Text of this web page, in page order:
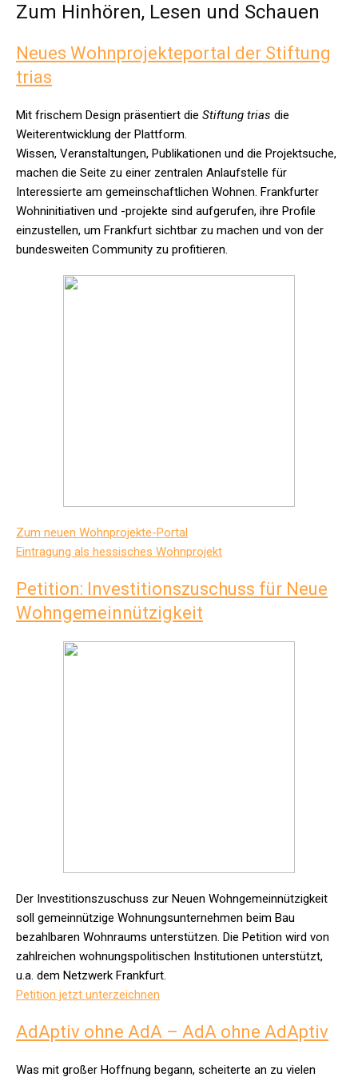
Zum Hinhören, Lesen und Schauen
Neues Wohnprojekteportal der Stiftung
trias
Mit frischem Design präsentiert die Stiftung trias die
Weiterentwicklung der Plattform.
Wissen, Veranstaltungen, Publikationen und die Projektsuche,
machen die Seite zu einer zentralen Anlaufstelle für
Interessierte am gemeinschaftlichen Wohnen. Frankfurter
Wohninitiativen und -projekte sind aufgerufen, ihre Profile
einzustellen, um Frankfurt sichtbar zu machen und von der
bundesweiten Community zu profitieren.
Zum neuen Wohnprojekte-Portal
Eintragung als hessisches Wohnprojekt
Petition: Investitionszuschuss für Neue
Wohngemeinnützigkeit
Der Investitionszuschuss zur Neuen Wohngemeinnützigkeit
soll gemeinnützige Wohnungsunternehmen beim Bau
bezahlbaren Wohnraums unterstützen. Die Petition wird von
zahlreichen wohnungspolitischen Institutionen unterstützt,
u.a. dem Netzwerk Frankfurt.
Petition jetzt unterzeichnen
AdAptiv ohne AdA – AdA ohne AdAptiv
Was mit großer Hoffnung begann, scheiterte an zu vielen